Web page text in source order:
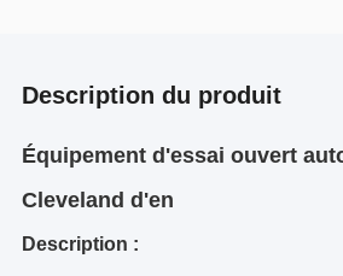
Description du produit
Équipement d'essai ouvert
Cleveland d'en
Description :